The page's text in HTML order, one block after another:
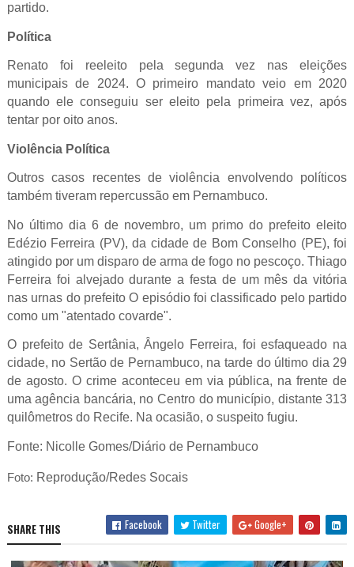
partido.
Política
Renato foi reeleito pela segunda vez nas eleições
municipais de 2024. O primeiro mandato veio em 2020
quando ele conseguiu ser eleito pela primeira vez, após
tentar por oito anos.
Violência Política
Outros casos recentes de violência envolvendo políticos
também tiveram repercussão em Pernambuco.
No último dia 6 de novembro, um primo do prefeito eleito
Edézio Ferreira (PV), da cidade de Bom Conselho (PE), foi
atingido por um disparo de arma de fogo no pescoço. Thiago
Ferreira foi alvejado durante a festa de um mês da vitória
nas urnas do prefeito O episódio foi classificado pelo partido
como um "atentado covarde".
O prefeito de Sertânia, Ângelo Ferreira, foi esfaqueado na
cidade, no Sertão de Pernambuco, na tarde do último dia 29
de agosto. O crime aconteceu em via pública, na frente de
uma agência bancária, no Centro do município, distante 313
quilômetros do Recife. Na ocasião, o suspeito fugiu.
Fonte: Nicolle Gomes/Diário de Pernambuco
Foto: Reprodução/Redes Socais
SHARE THIS Facebook Twitter Google+